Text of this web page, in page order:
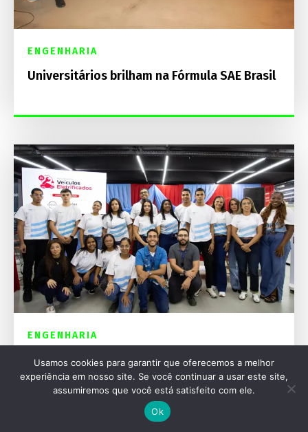
ENGENHARIA
Universitários brilham na Fórmula SAE Brasil
ENGENHARIA
Nissan e Firjan formam primeira turma em
carros elétricos
Usamos cookies para garantir que oferecemos a melhor
experiência em nosso site. Se você continuar a usar este site,
assumiremos que você está satisfeito com ele.
Ok